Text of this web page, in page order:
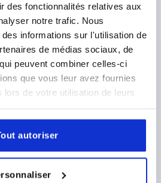
des fonctionnalités relatives aux
notre trafic. Nous
informations sur l'utilisation de
de médias sociaux, de
peuvent combiner celles-ci
que vous leur avez fournies
lors de votre utilisation de leurs
autoriser
D1=40 D=M05, , FORME:K,
FONCÉ RAL7021,
RAL3020
=ROUGE TRAFFIC RAL 3020
EXTÉRIEUR=40